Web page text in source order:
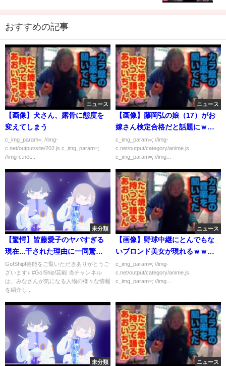
おすすめの記事
ニュース
【画像】犬さん、露骨に態度を
変えてしまう
c_img_param=; //img-
c.net/output/site/202.js c_img_param=;
//img-c.net...
ニュース
【画像】藤岡弘の娘（17）がお
嫁さん検定合格だと話題にｗｗ
ｗｗｗ
c_img_param=; //img-
c.net/output/category/anime.js
c_img_param=; //img...
未分類
【驚愕】皆藤愛子のヤバすぎる
現在...干された理由に一同驚
愕...！「めざましテレビ」で活躍
した女子アナの韓国批判や愛煙
家の噂に驚きを隠せない...
Go!Ship!芸能をご覧いただきありがとうご
ざいます♪ #Go!Ship!芸能 当チャンネル
は、みなさんが気になる人物の様々な情報
を紹介し...
ニュース
【画像】野球中継にとんでもな
いブロンド美女が現れるｗｗｗ
ｗｗ
c_img_param=; //img-
c.net/output/category/anime.js
c_img_param=; //img...
未分類 ニュース